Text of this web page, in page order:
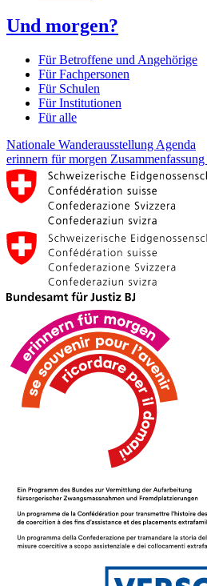
Und morgen?
Für Betroffene und Angehörige
Für Fachpersonen
Für Schulen
Für Institutionen
Für alle
Nationale Wanderausstellung Agenda
erinnern für morgen Zusammenfassung